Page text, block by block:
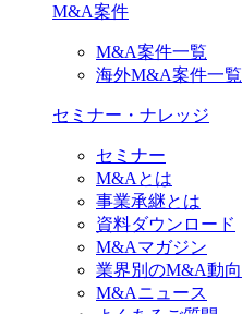
M&A案件
M&A案件一覧
海外M&A案件一覧
セミナー・ナレッジ
セミナー
M&Aとは
事業承継とは
資料ダウンロード
M&Aマガジン
業界別のM&A動向
M&Aニュース